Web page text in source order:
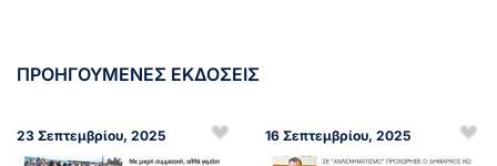
ΠΡΟΗΓΟΥΜΕΝΕΣ ΕΚΔΟΣΕΙΣ
23 Σεπτεμβρίου, 2025 16 Σεπτεμβρίου, 2025